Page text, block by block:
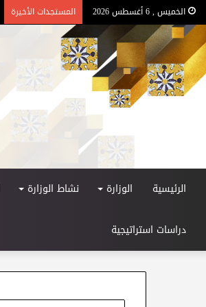
الخميس , 6 أغسطس 2026 المستجدات الأخيرة
الرئيسية الوزارة نشاط الوزارة
دراسات استراتيجية